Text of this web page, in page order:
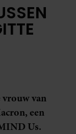
van
een
Us.